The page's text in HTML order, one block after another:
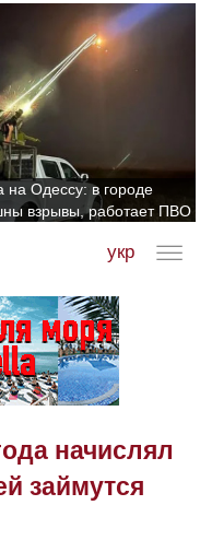
на Одессу: в городе
взрывы, работает ПВО
укр
начислял
займутся